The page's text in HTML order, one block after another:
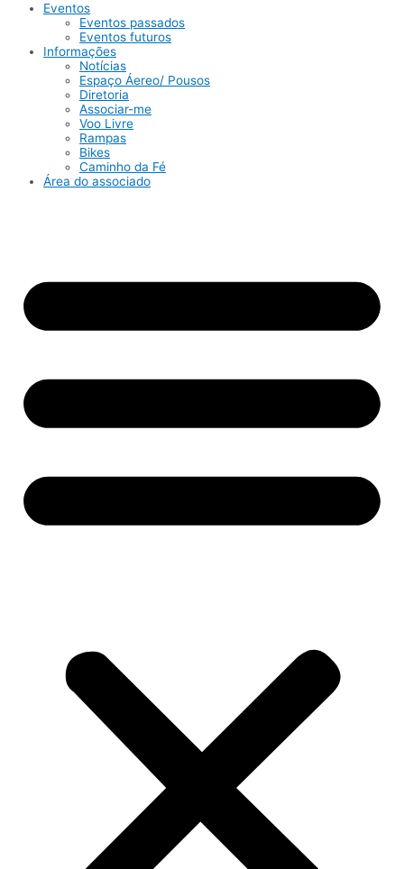
Eventos
Eventos passados
Eventos futuros
Informações
Notícias
Espaço Áereo/ Pousos
Diretoria
Associar-me
Voo Livre
Rampas
Bikes
Caminho da Fé
Área do associado